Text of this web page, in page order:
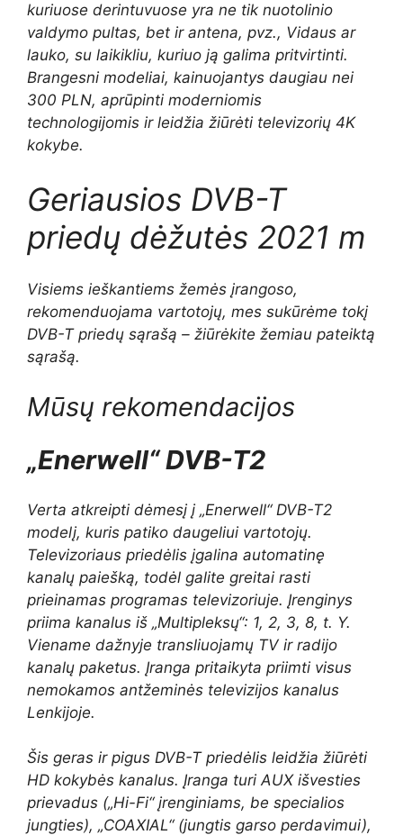
kuriuose derintuvuose yra ne tik nuotolinio
valdymo pultas, bet ir antena, pvz., Vidaus ar
lauko, su laikikliu, kuriuo ją galima pritvirtinti.
Brangesni modeliai, kainuojantys daugiau nei
300 PLN, aprūpinti moderniomis
technologijomis ir leidžia žiūrėti televizorių 4K
kokybe.
Geriausios DVB-T
priedų dėžutės 2021 m
Visiems ieškantiems žemės įrangoso,
rekomenduojama vartotojų, mes sukūrėme tokį
DVB-T priedų sąrašą – žiūrėkite žemiau pateiktą
sąrašą.
Mūsų rekomendacijos
„Enerwell“ DVB-T2
Verta atkreipti dėmesį į „Enerwell“ DVB-T2
modelį, kuris patiko daugeliui vartotojų.
Televizoriaus priedėlis įgalina automatinę
kanalų paiešką, todėl galite greitai rasti
prieinamas programas televizoriuje. Įrenginys
priima kanalus iš „Multipleksų“: 1, 2, 3, 8, t. Y.
Viename dažnyje transliuojamų TV ir radijo
kanalų paketus. Įranga pritaikyta priimti visus
nemokamos antžeminės televizijos kanalus
Lenkijoje.
Šis geras ir pigus DVB-T priedėlis leidžia žiūrėti
HD kokybės kanalus. Įranga turi AUX išvesties
prievadus („Hi-Fi“ įrenginiams, be specialios
jungties), „COAXIAL“ (jungtis garso perdavimui),